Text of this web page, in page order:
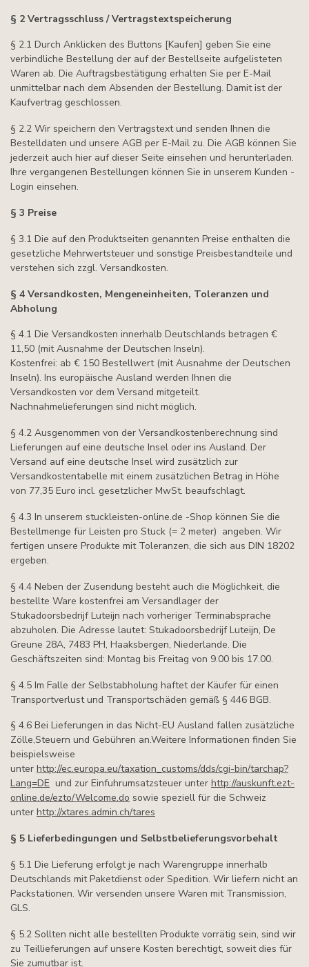
§ 2 Vertragsschluss / Vertragstextspeicherung
§ 2.1 Durch Anklicken des Buttons [Kaufen] geben Sie eine
verbindliche Bestellung der auf der Bestellseite aufgelisteten
Waren ab. Die Auftragsbestätigung erhalten Sie per E-Mail
unmittelbar nach dem Absenden der Bestellung. Damit ist der
Kaufvertrag geschlossen.
§ 2.2 Wir speichern den Vertragstext und senden Ihnen die
Bestelldaten und unsere AGB per E-Mail zu. Die AGB können Sie
jederzeit auch hier auf dieser Seite einsehen und herunterladen.
Ihre vergangenen Bestellungen können Sie in unserem Kunden -
Login einsehen.
§ 3 Preise
§ 3.1 Die auf den Produktseiten genannten Preise enthalten die
gesetzliche Mehrwertsteuer und sonstige Preisbestandteile und
verstehen sich zzgl. Versandkosten.
§ 4 Versandkosten, Mengeneinheiten, Toleranzen und
Abholung
§ 4.1 Die Versandkosten innerhalb Deutschlands betragen €
11,50 (mit Ausnahme der Deutschen Inseln).
Kostenfrei: ab € 150 Bestellwert (mit Ausnahme der Deutschen
Inseln). Ins europäische Ausland werden Ihnen die
Versandkosten vor dem Versand mitgeteilt.
Nachnahmelieferungen sind nicht möglich.
§ 4.2 Ausgenommen von der Versandkostenberechnung sind
Lieferungen auf eine deutsche Insel oder ins Ausland. Der
Versand auf eine deutsche Insel wird zusätzlich zur
Versandkostentabelle mit einem zusätzlichen Betrag in Höhe
von 77,35 Euro incl. gesetzlicher MwSt. beaufschlagt.
§ 4.3 In unserem stuckleisten-online.de -Shop können Sie die
Bestellmenge für Leisten pro Stuck (= 2 meter) angeben. Wir
fertigen unsere Produkte mit Toleranzen, die sich aus DIN 18202
ergeben.
§ 4.4 Neben der Zusendung besteht auch die Möglichkeit, die
bestellte Ware kostenfrei am Versandlager der
Stukadoorsbedrijf Luteijn nach vorheriger Terminabsprache
abzuholen. Die Adresse lautet: Stukadoorsbedrijf Luteijn, De
Greune 28A, 7483 PH, Haaksbergen, Niederlande. Die
Geschäftszeiten sind: Montag bis Freitag von 9.00 bis 17.00.
§ 4.5 Im Falle der Selbstabholung haftet der Käufer für einen
Transportverlust und Transportschäden gemäß § 446 BGB.
§ 4.6 Bei Lieferungen in das Nicht-EU Ausland fallen zusätzliche
Zölle,Steuern und Gebühren an.Weitere Informationen finden Sie
beispielsweise
unter http://ec.europa.eu/taxation_customs/dds/cgi-bin/tarchap?
Lang=DE und zur Einfuhrumsatzsteuer unter http://auskunft.ezt-
online.de/ezto/Welcome.do sowie speziell für die Schweiz
unter http://xtares.admin.ch/tares
§ 5 Lieferbedingungen und Selbstbelieferungsvorbehalt
§ 5.1 Die Lieferung erfolgt je nach Warengruppe innerhalb
Deutschlands mit Paketdienst oder Spedition. Wir liefern nicht an
Packstationen. Wir versenden unsere Waren mit Transmission,
GLS.
§ 5.2 Sollten nicht alle bestellten Produkte vorrätig sein, sind wir
zu Teillieferungen auf unsere Kosten berechtigt, soweit dies für
Sie zumutbar ist.